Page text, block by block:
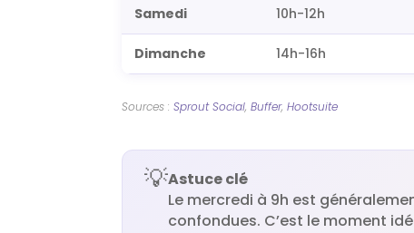
Samedi 10h-12h
Dimanche 14h-16h
Sources :Sprout Social,Buffer,Hootsuite
💡Astuce clé
Le mercredi à 9h est
confondues. C’est le moment